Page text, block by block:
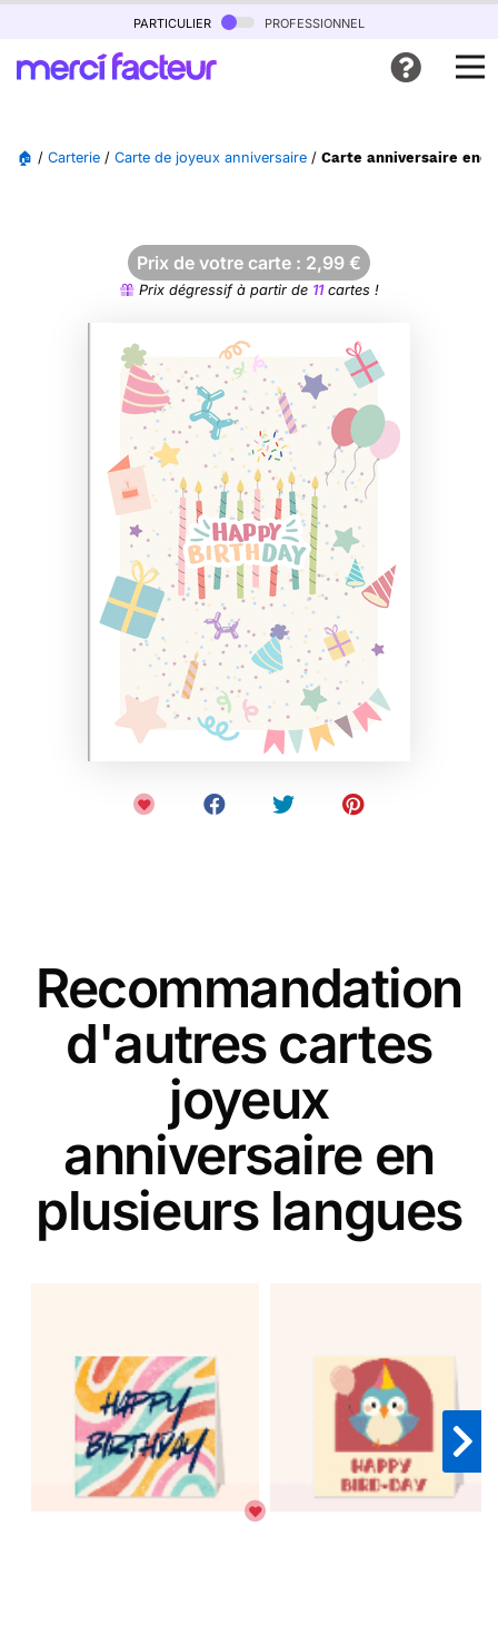
particulier professionnel
🏠 / Carterie / Carte de joyeux anniversaire / Carte anniversaire
Prix de votre carte : 2,99 €
Prix dégressif à partir de 11cartes !
Recommandation
d'autres cartes
joyeux
anniversaire en
plusieurs langues